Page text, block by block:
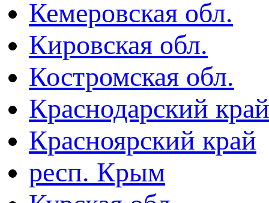
Кемеровская обл.
Кировская обл.
Костромская обл.
Краснодарский край
Красноярский край
респ. Крым